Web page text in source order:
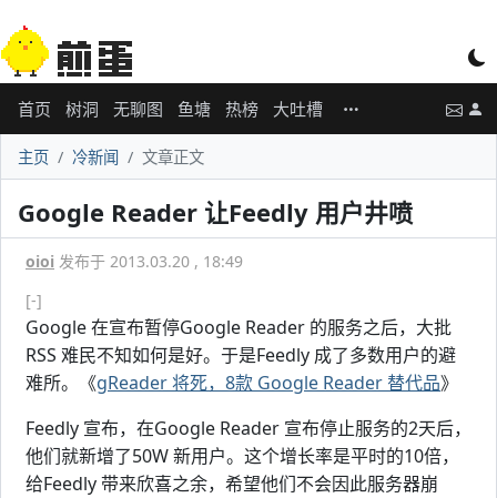
首页 树洞 无聊图 鱼塘 热榜 大吐槽
主页 冷新闻 文章正文
Google Reader 让Feedly 用户井喷
oioi 发布于 2013.03.20 , 18:49
[-]
Google 在宣布暂停Google Reader 的服务之后，大批
RSS 难民不知如何是好。于是Feedly 成了多数用户的避
难所。《gReader 将死，8款 Google Reader 替代品》
Feedly 宣布，在Google Reader 宣布停止服务的2天后，
他们就新增了50W 新用户。这个增长率是平时的10倍，
给Feedly 带来欣喜之余，希望他们不会因此服务器崩